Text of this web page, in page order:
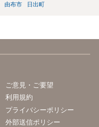
由布市 日出町
ご意見・ご要望
利用規約
プライバシーポリシー
外部送信ポリシー